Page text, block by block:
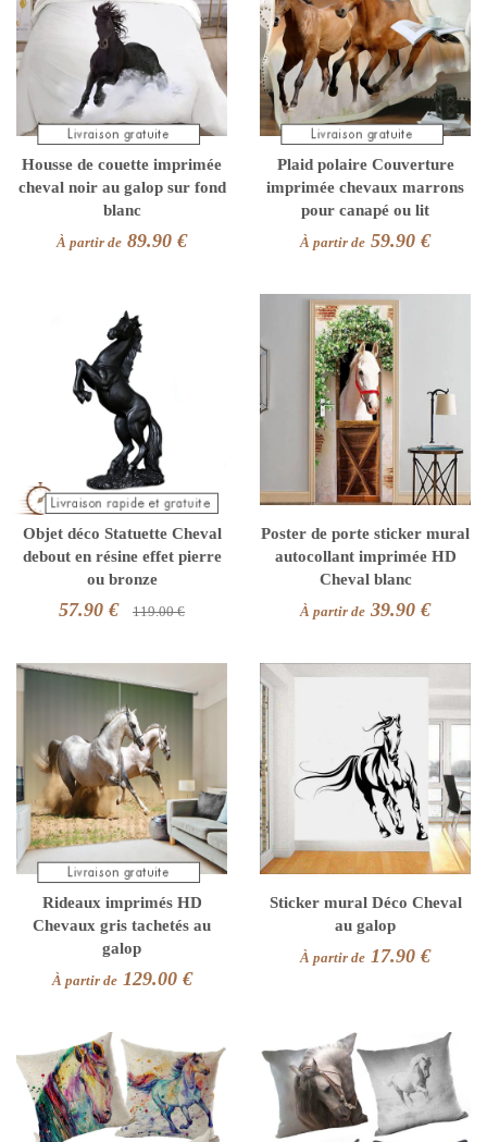
Housse de couette imprimée
cheval noir au galop sur fond
blanc
À partir de 89.90 €
Plaid polaire Couverture
imprimée chevaux marrons
pour canapé ou lit
À partir de 59.90 €
Objet déco Statuette Cheval
debout en résine effet pierre
ou bronze
57.90 € 119.00 €
Poster de porte sticker mural
autocollant imprimée HD
Cheval blanc
À partir de 39.90 €
Rideaux imprimés HD
Chevaux gris tachetés au
galop
À partir de129.00 €
Sticker mural Déco Cheval
au galop
À partir de 17.90 €